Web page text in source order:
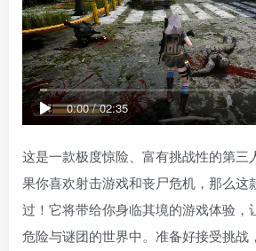
0:00/02:35
这是一款极度惊险、富有挑战性的第三
果你喜欢射击游戏和丧尸危机，那么这
过！它将带给你身临其境的游戏体验，
危险与谜团的世界中。准备好接受挑战